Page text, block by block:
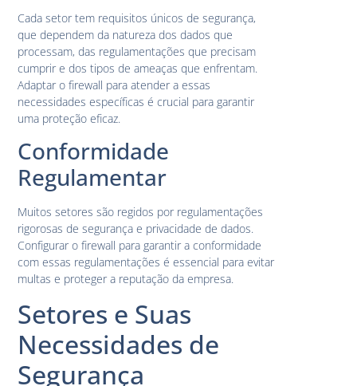
Cada setor tem requisitos únicos de segurança,
que dependem da natureza dos dados que
processam, das regulamentações que precisam
cumprir e dos tipos de ameaças que enfrentam.
Adaptar o firewall para atender a essas
necessidades específicas é crucial para garantir
uma proteção eficaz.
Conformidade
Regulamentar
Muitos setores são regidos por regulamentações
rigorosas de segurança e privacidade de dados.
Configurar o firewall para garantir a conformidade
com essas regulamentações é essencial para evitar
multas e proteger a reputação da empresa.
Setores e Suas
Necessidades de
Segurança